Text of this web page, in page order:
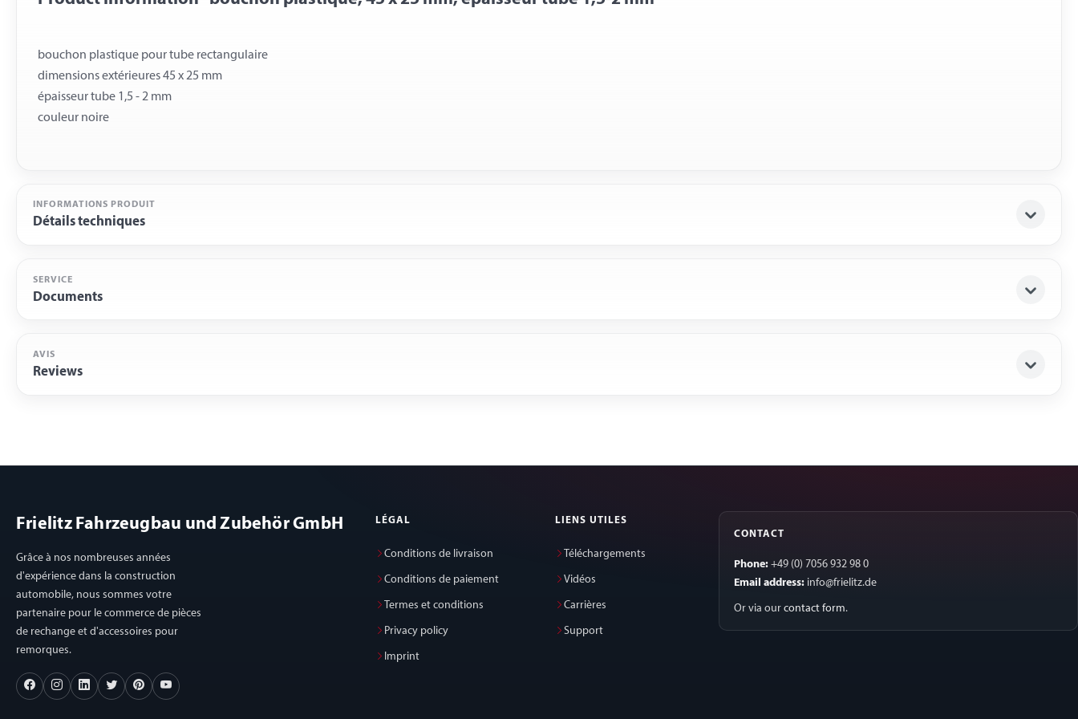
bouchon plastique pour tube rectangulaire
dimensions extérieures 45 x 25 mm
épaisseur tube 1,5 - 2 mm
couleur noire
INFORMATIONS PRODUIT
Détails techniques
SERVICE
Documents
AVIS
Reviews
Frielitz Fahrzeugbau und Zubehör GmbH
Grâce à nos nombreuses années
d'expérience dans la construction
automobile, nous sommes votre
partenaire pour le commerce de pièces
de rechange et d'accessoires pour
remorques.
LÉGAL
Conditions de livraison
Conditions de paiement
Termes et conditions
Privacy policy
Imprint
LIENS UTILES
Téléchargements
Vidéos
Carrières
Support
CONTACT
Phone: +49 (0) 7056 932 98 0
Email address: info@frielitz.de
Or via our contact form.